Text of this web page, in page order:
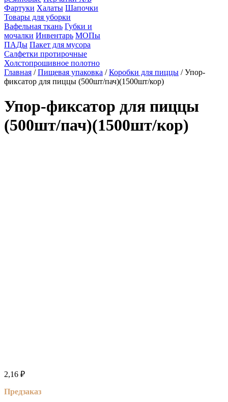
Фартуки Халаты Шапочки
Товары для уборки
Вафельная ткань Губки и
мочалки Инвентарь МОПы
ПАДы Пакет для мусора
Салфетки протирочные
Холстопрошивное полотно
Главная /Пищевая упаковка /Коробки для пиццы / Упор-
фиксатор для пиццы (500шт/пач)(1500шт/кор)
Упор-фиксатор для пиццы
(500шт/пач)(1500шт/кор)
2,16 ₽
Предзаказ